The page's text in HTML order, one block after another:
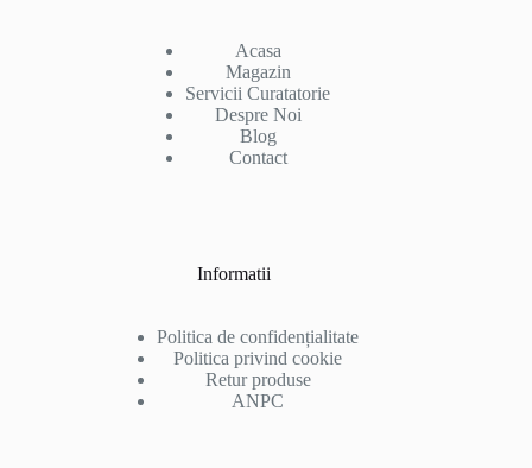
Acasa
Magazin
Servicii Curatatorie
Despre Noi
Blog
Contact
Informatii
Politica de confidențialitate
Politica privind cookie
Retur produse
ANPC